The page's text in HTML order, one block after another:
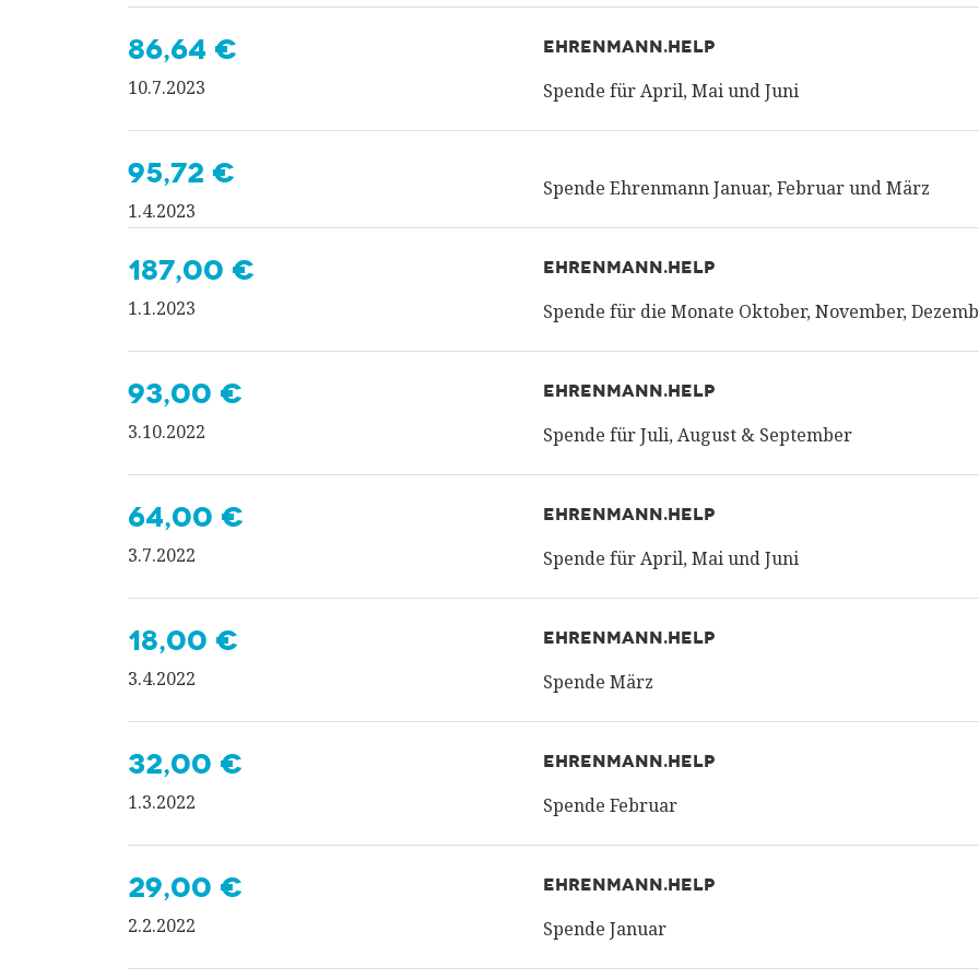
86,64 €
10.7.2023
EHRENMANN.HELP
Spende für April, Mai und Juni
95,72 €
1.4.2023
Spende Ehrenmann Januar, Februar und März
187,00 €
1.1.2023
EHRENMANN.HELP
Spende für die Monate Oktober, November,
93,00 €
3.10.2022
EHRENMANN.HELP
Spende für Juli, August & September
64,00 €
3.7.2022
EHRENMANN.HELP
Spende für April, Mai und Juni
18,00 €
3.4.2022
EHRENMANN.HELP
Spende März
32,00 €
1.3.2022
EHRENMANN.HELP
Spende Februar
29,00 €
2.2.2022
EHRENMANN.HELP
Spende Januar